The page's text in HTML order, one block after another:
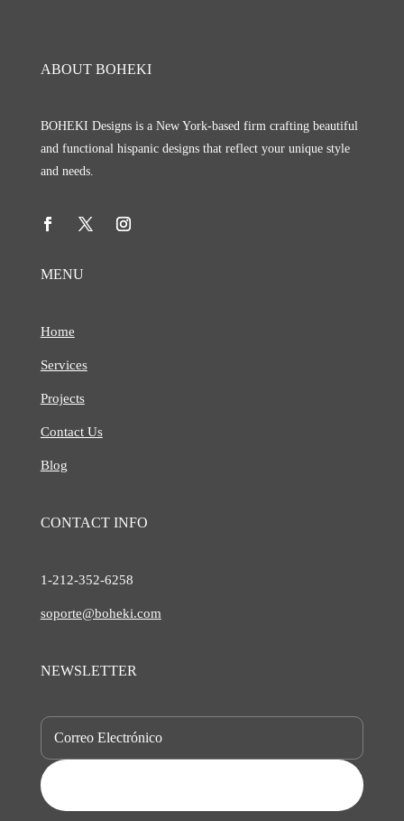
ABOUT BOHEKI
BOHEKI Designs is a New York-based firm crafting beautiful
and functional hispanic designs that reflect your unique style
and needs.
MENU
Home
Services
Projects
Contact Us
Blog
CONTACT INFO
1-212-352-6258
soporte@boheki.com
NEWSLETTER